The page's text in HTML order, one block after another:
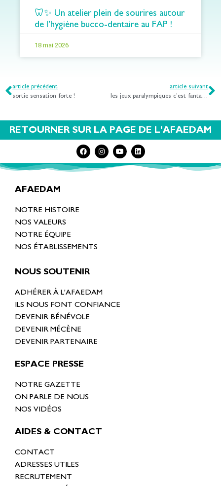
🦷✨ Un atelier plein de sourires autour
de l’hygiène bucco-dentaire au FAP !
18 mai 2026
article précédent
sortie sensation forte !
article suivant
les jeux paralympiques c’est fantastique !
RETOURNER SUR LA PAGE DE L'AFAEDAM
AFAEDAM
NOTRE HISTOIRE
NOS VALEURS
NOTRE ÉQUIPE
NOS ÉTABLISSEMENTS
NOUS SOUTENIR
ADHÉRER À L'AFAEDAM
ILS NOUS FONT CONFIANCE
DEVENIR BÉNÉVOLE
DEVENIR MÉCÈNE
DEVENIR PARTENAIRE
ESPACE PRESSE
NOTRE GAZETTE
ON PARLE DE NOUS
NOS VIDÉOS
AIDES & CONTACT
CONTACT
ADRESSES UTILES
RECRUTEMENT